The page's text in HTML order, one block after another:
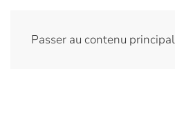
Passer au contenu principal